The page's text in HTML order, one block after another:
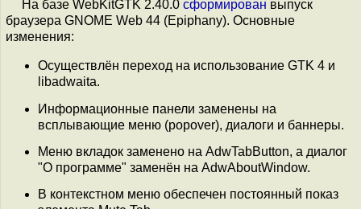
На базе WebKitGTK 2.40.0 сформирован выпуск
браузера GNOME Web 44 (Epiphany). Основные
изменения:
Осуществлён переход на использование GTK 4 и
libadwaita.
Информационные панели заменены на
всплывающие меню (popover), диалоги и баннеры.
Меню вкладок заменено на AdwTabButton, а диалог
"О программе" заменён на AdwAboutWindow.
В контекстном меню обеспечен постоянный показ